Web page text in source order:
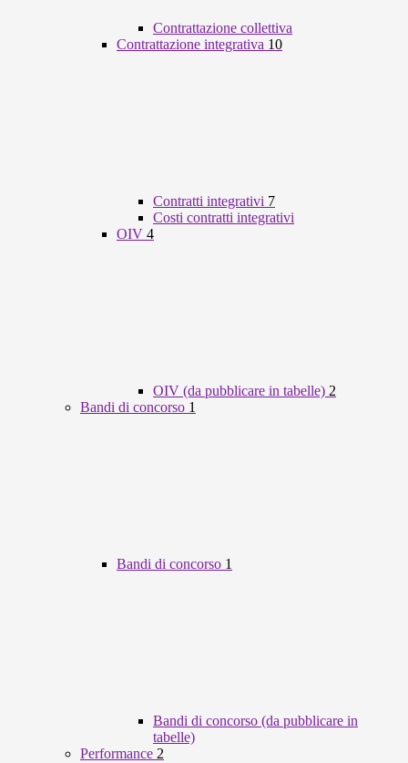
Contrattazione collettiva
Contrattazione integrativa 10
Contratti integrativi 7
Costi contratti integrativi
OIV 4
OIV (da pubblicare in tabelle) 2
Bandi di concorso 1
Bandi di concorso 1
Bandi di concorso (da pubblicare in
tabelle)
Performance 2